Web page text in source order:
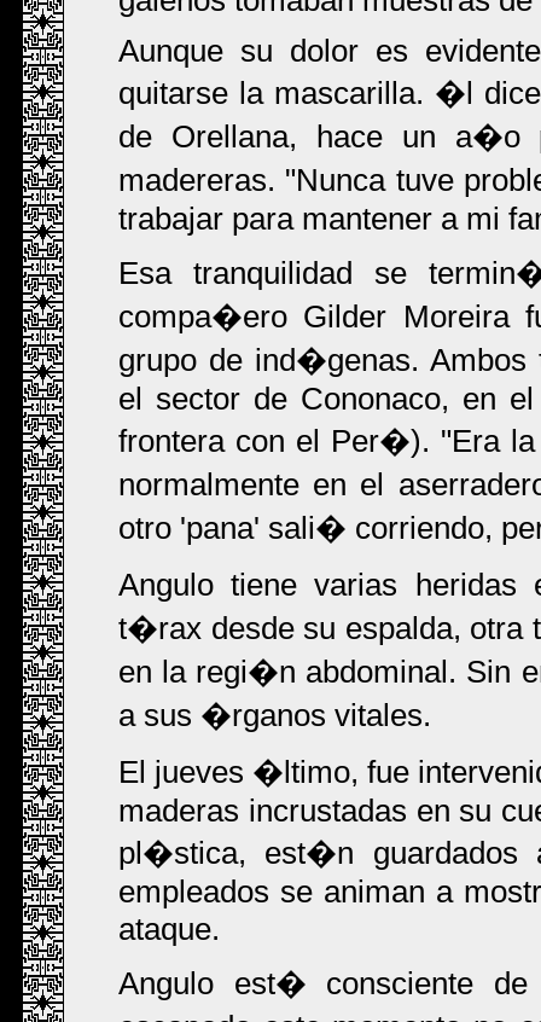
Aunque su dolor es
quitarse la mascarilla. �l
de Orellana, hace un a�o
madereras. "Nunca tuve
trabajar para mantener a mi
Esa tranquilidad se
compa�ero Gilder Moreira
grupo de ind�genas. Ambos
el sector de Cononaco, en
frontera con el Per�). "Era
normalmente en el
otro 'pana' sali� corriendo,
Angulo tiene varias
t�rax desde su espalda,
en la regi�n abdominal. Sin
a sus �rganos vitales.
El jueves �ltimo, fue
maderas incrustadas en su
pl�stica, est�n guardados
empleados se animan a
ataque.
Angulo est� consciente